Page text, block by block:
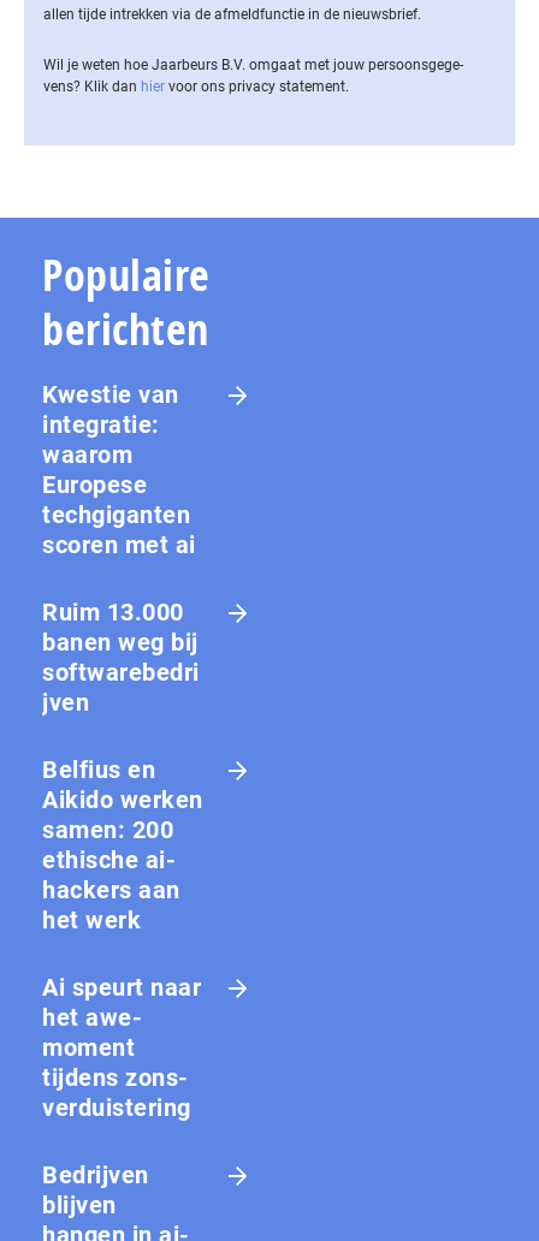
allen tijde intrekken via de af­meld­func­tie in de nieuwsbrief.
Wil je weten hoe Jaarbeurs B.V. omgaat met jouw per­soons­ge­ge­
vens? Klik dan hier voor ons privacy statement.
Populaire
berichten
Kwestie van
integratie:
waarom
Europese
techgiganten
scoren met ai
Ruim 13.000
banen weg bij
softwarebedri
jven
Belfius en
Aikido werken
samen: 200
ethische ai-
hackers aan
het werk
Ai speurt naar
het awe-
moment
tijdens zons­
ver­duis­te­ring
Bedrijven
blijven
hangen in ai-